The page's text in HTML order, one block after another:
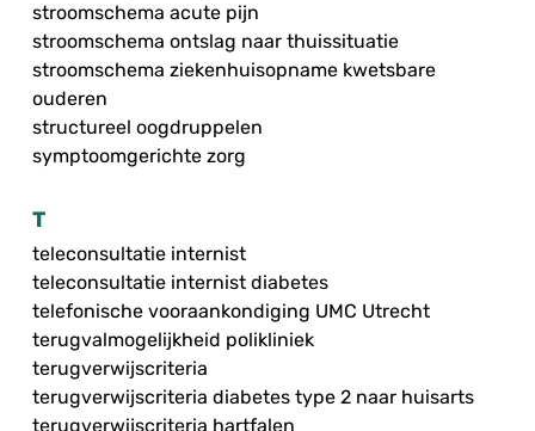
stroomschema acute pijn
stroomschema ontslag naar thuissituatie
stroomschema ziekenhuisopname kwetsbare
ouderen
structureel oogdruppelen
symptoomgerichte zorg
T
teleconsultatie internist
teleconsultatie internist diabetes
telefonische vooraankondiging UMC Utrecht
terugvalmogelijkheid polikliniek
terugverwijscriteria
terugverwijscriteria diabetes type 2 naar huisarts
terugverwijscriteria hartfalen